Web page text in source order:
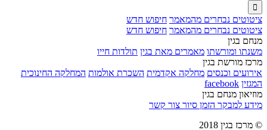

ציטוטים נבחרים מהמאמר חיפוש חדש
ציטוטים נבחרים מהמאמר חיפוש חדש
מנחם בגין
משנתו ומורשתו מאמרים מאת בגין תולדות חייו
מרכז מורשת בגין
אירועים וכנסים מחלקה אקדמית השכרת אולמות המחלקה החינוכית
המגזין facebook
מוזיאון מנחם בגין
מידע למבקר הזמן סיור צור קשר
© מרכז בגין 2018